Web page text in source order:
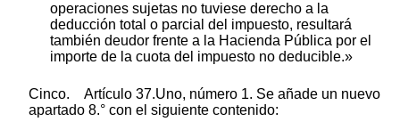
operaciones sujetas no tuviese derecho a la
deducción total o parcial del impuesto, resultará
también deudor frente a la Hacienda Pública por el
importe de la cuota del impuesto no deducible.»
Cinco. Artículo 37.Uno, número 1. Se añade un nuevo
apartado 8.° con el siguiente contenido: